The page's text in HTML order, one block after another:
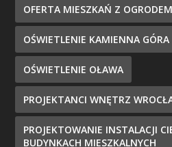
OFERTA MIESZKAŃ Z OGRODEM
OŚWIETLENIE KAMIENNA GÓRA
OŚWIETLENIE OŁAWA
PROJEKTANCI WNĘTRZ
PROJEKTOWANIE INSTALACJI
BUDYNKACH MIESZKALNYCH